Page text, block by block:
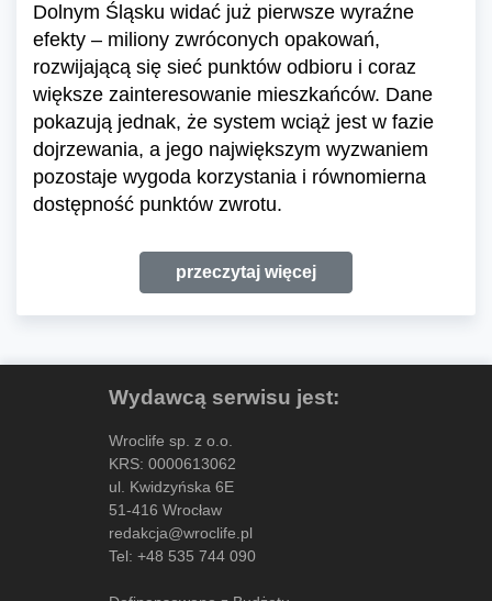
Dolnym Śląsku widać już pierwsze wyraźne
efekty – miliony zwróconych opakowań,
rozwijającą się sieć punktów odbioru i coraz
większe zainteresowanie mieszkańców. Dane
pokazują jednak, że system wciąż jest w fazie
dojrzewania, a jego największym wyzwaniem
pozostaje wygoda korzystania i równomierna
dostępność punktów zwrotu.
przeczytaj więcej
Wydawcą serwisu jest:
Wroclife sp. z o.o.
KRS: 0000613062
ul. Kwidzyńska 6E
51-416 Wrocław
redakcja@wroclife.pl
Tel: +48 535 744 090